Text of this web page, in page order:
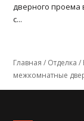
дверного проема
с...
Главная / Отделка /
межкомнатные